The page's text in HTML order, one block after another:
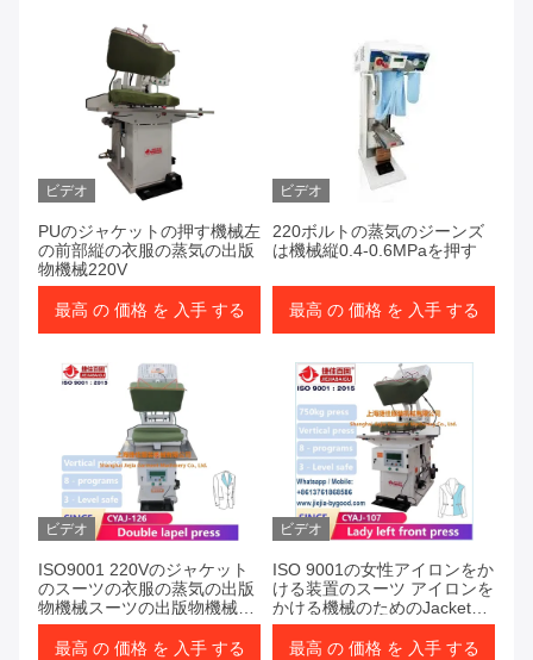
ビデオ
PUのジャケットの押す機械左
の前部縦の衣服の蒸気の出版
物機械220V
最高 の 価格 を 入手 する
ビデオ
220ボルトの蒸気のジーンズ
は機械縦0.4-0.6MPaを押す
最高 の 価格 を 入手 する
ビデオ
ISO9001 220Vのジャケット
のスーツの衣服の蒸気の出版
物機械スーツの出版物機械蒸
気の暖房装置
最高 の 価格 を 入手 する
ビデオ
ISO 9001の女性アイロンをか
ける装置のスーツ アイロンを
かける機械のためのJacket
Suit Dress縦の衣服の蒸気の
出版物機械
最高 の 価格 を 入手 する